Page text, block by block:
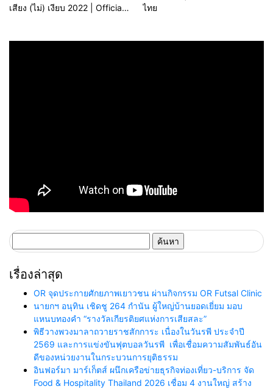
เสียง (ไม่) เงียบ 2022 | Official
ไทย
สำหรับ:
เรื่องล่าสุด
OR จุดประกายศักยภาพเยาวชน ผ่านกิจกรรม OR Futsal Clinic
นายกฯ อนุทิน เชิดชู 264 กำนัน ผู้ใหญ่บ้านยอดเยี่ยม มอบ
แหนบทองคำ “รางวัลเกียรติยศแห่งการเสียสละ”
พิธีวางพวงมาลาถวายราชสักการะ เนื่องในวันรพี ประจำปี
2569 และการแข่งขันฟุตบอลวันรพี เพื่อเชื่อมความสัมพันธ์อัน
ดีของหน่วยงานในกระบวนการยุติธรรม
อินฟอร์มา มาร์เก็ตส์ ผนึกเครือข่ายธุรกิจท่องเที่ยว-บริการ จัด
Food & Hospitality Thailand 2026 เชื่อม 4 งานใหญ่ สร้าง